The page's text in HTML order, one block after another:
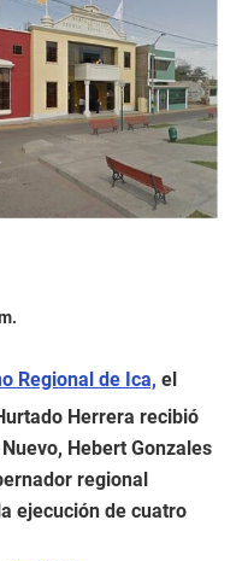
Regional de Ica, el
Herrera recibió
Hebert Gonzales
regional
ejecución de cuatro